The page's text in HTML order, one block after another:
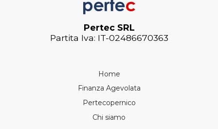
Pertec SRL
Partita Iva: IT-02486670363
Home
Finanza Agevolata
Pertecopernico
Chi siamo